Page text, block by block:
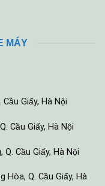
MÁY
Giấy, Hà Nội
Cầu Giấy, Hà Nội
Cầu Giấy, Hà Nội
Hòa, Q. Cầu Giấy, Hà